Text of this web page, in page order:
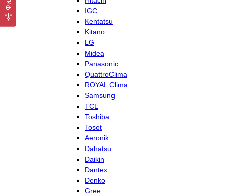
IGC
Kentatsu
Kitano
LG
Midea
Panasonic
QuattroClima
ROYAL Clima
Samsung
TCL
Toshiba
Tosot
Aeronik
Dahatsu
Daikin
Dantex
Denko
Gree